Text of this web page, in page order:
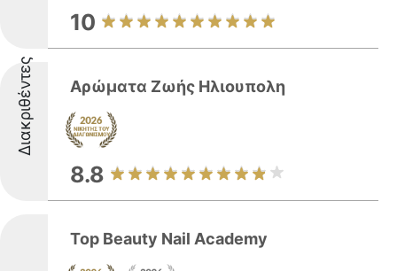
10
Διακριθέντες Αρώματα Ζωής Ηλιουπολη
8.8
Top Beauty Nail Academy